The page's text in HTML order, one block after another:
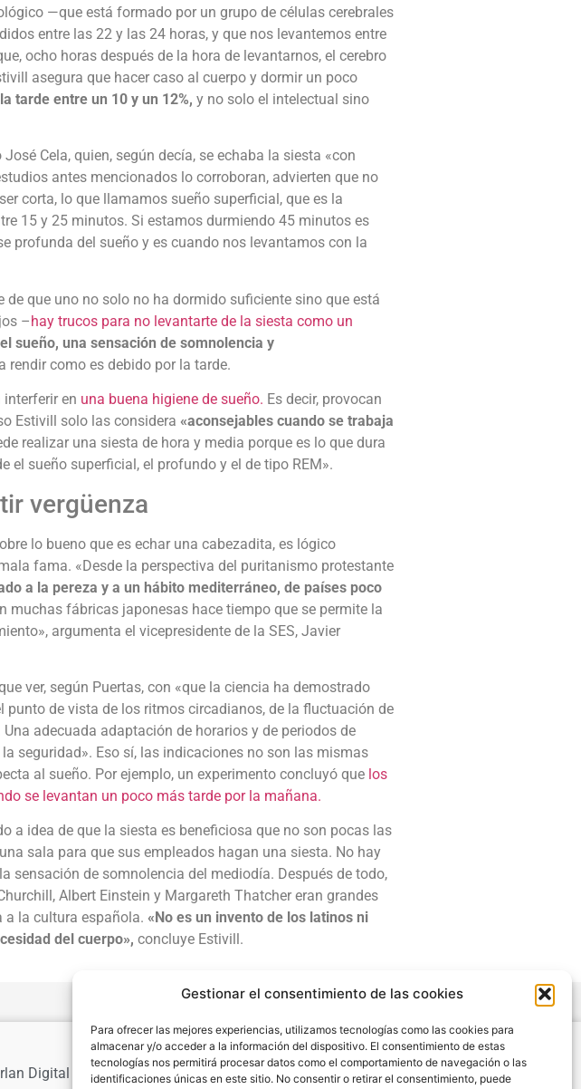
Gestionar el consentimiento de las cookies
Para ofrecer las mejores experiencias, utilizamos tecnologías como las cookies para
almacenar y/o acceder a la información del dispositivo. El consentimiento de estas
tecnologías nos permitirá procesar datos como el comportamiento de navegación o las
identificaciones únicas en este sitio. No consentir o retirar el consentimiento, puede
—que está formado por un grupo de células cerebrales
entre las 22 y las 24 horas, y que nos levantemos entre
ocho horas después de la hora de levantarnos, el cerebro
asegura que hacer caso al cuerpo y dormir un poco
tarde entre un 10 y un 12%, y no solo el intelectual sino
Cela, quien, según decía, se echaba la siesta «con
antes mencionados lo corroboran, advierten que no
corta, lo que llamamos sueño superficial, que es la
15 y 25 minutos. Si estamos durmiendo 45 minutos es
profunda del sueño y es cuando nos levantamos con la
de que uno no solo no ha dormido suficiente sino que está
–hay trucos para no levantarte de la siesta como un
sueño, una sensación de somnolencia y
rendir como es debido por la tarde.
en una buena higiene de sueño. Es decir, provocan
Estivill solo las considera «aconsejables cuando se trabaja
realizar una siesta de hora y media porque es lo que dura
el sueño superficial, el profundo y el de tipo REM».
vergüenza
lo bueno que es echar una cabezadita, es lógico
fama. «Desde la perspectiva del puritanismo protestante
a la pereza y a un hábito mediterráneo, de países poco
muchas fábricas japonesas hace tiempo que se permite la
argumenta el vicepresidente de la SES, Javier
ver, según Puertas, con «que la ciencia ha demostrado
de vista de los ritmos circadianos, de la fluctuación de
adecuada adaptación de horarios y de periodos de
seguridad». Eso sí, las indicaciones no son las mismas
al sueño. Por ejemplo, un experimento concluyó que los
se levantan un poco más tarde por la mañana.
a idea de que la siesta es beneficiosa que no son pocas las
sala para que sus empleados hagan una siesta. No hay
sensación de somnolencia del mediodía. Después de todo,
Albert Einstein y Margareth Thatcher eran grandes
a la cultura española. «No es un invento de los latinos ni
del cuerpo», concluye Estivill.
Links
Digital Marketing Para
Legal
Condiciones de Uso y Venta